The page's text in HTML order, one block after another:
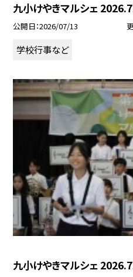
九小けやきマルシェ
公開日 2026/07/13
学校行事など
九小けやきマルシェ